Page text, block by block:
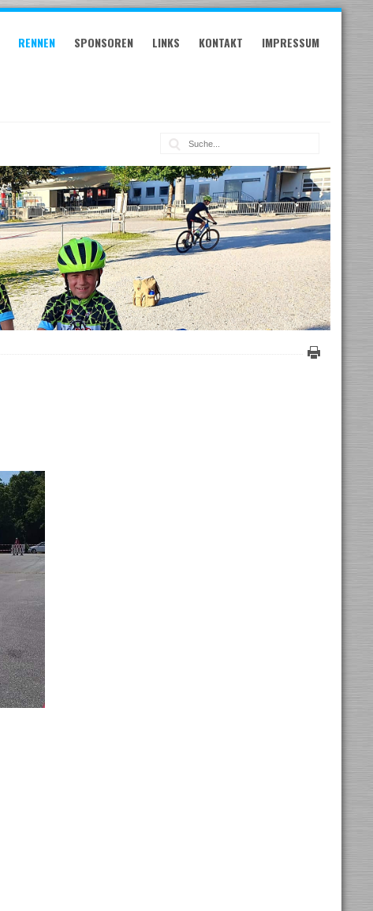
RENNEN SPONSOREN LINKS KONTAKT IMPRESSUM
Suche: